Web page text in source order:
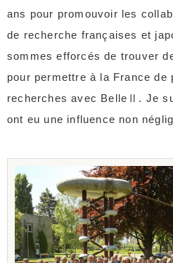
ans pour promouvoir les
de recherche françaises et
sommes efforcés de trouver
pour permettre à la France de
recherches avec BelleⅡ. Je
ont eu une influence non